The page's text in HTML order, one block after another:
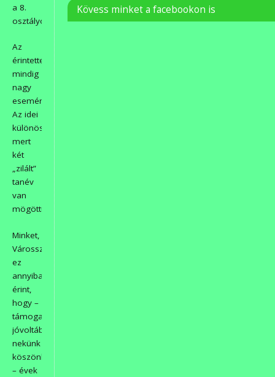
a 8.
osztályosok.
Az
érintetteknek
mindig
nagy
esemény.
Az idei
különösen,
mert
két
„zilált”
tanév
van
mögöttük.
Minket,
Városszépítőket
ez
annyiban
érint,
hogy –
támogatóink
jóvoltából,
nekünk
köszönhetően
– évek
Kövess minket a facebookon is